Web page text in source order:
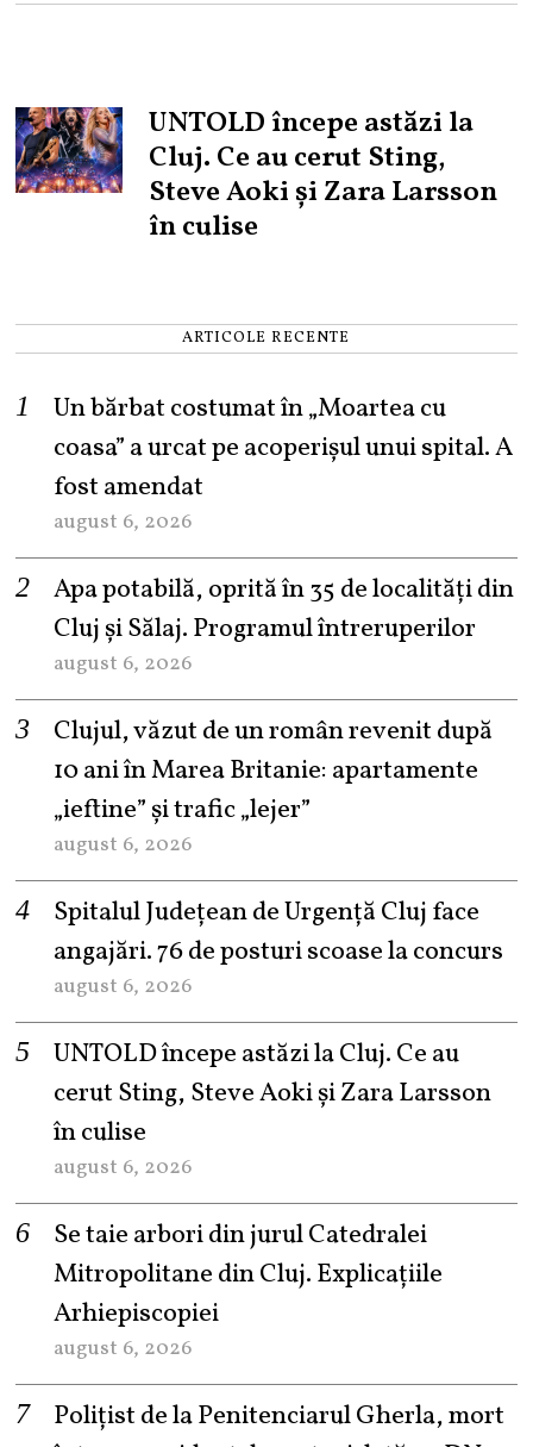
UNTOLD începe astăzi la
Cluj. Ce au cerut Sting,
Steve Aoki și Zara Larsson
în culise
ARTICOLE RECENTE
Un bărbat costumat în „Moartea cu
coasa” a urcat pe acoperișul unui spital. A
fost amendat
august 6, 2026
Apa potabilă, oprită în 35 de localități din
Cluj și Sălaj. Programul întreruperilor
august 6, 2026
Clujul, văzut de un român revenit după
10 ani în Marea Britanie: apartamente
„ieftine” și trafic „lejer”
august 6, 2026
Spitalul Județean de Urgență Cluj face
angajări. 76 de posturi scoase la concurs
august 6, 2026
UNTOLD începe astăzi la Cluj. Ce au
cerut Sting, Steve Aoki și Zara Larsson
în culise
august 6, 2026
Se taie arbori din jurul Catedralei
Mitropolitane din Cluj. Explicațiile
Arhiepiscopiei
august 6, 2026
Polițist de la Penitenciarul Gherla, mort